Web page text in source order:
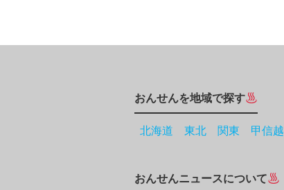
おんせんを地域で探す
北海道 東北 関東 甲信越
おんせんニュースについて